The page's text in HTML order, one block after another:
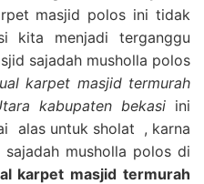
masjid polos ini tidak
kita menjadi terganggu
sajadah musholla polos
karpet masjid termurah
kabupaten bekasiini
alas untuk sholat , karna
musholla polos di
karpet masjid termurah